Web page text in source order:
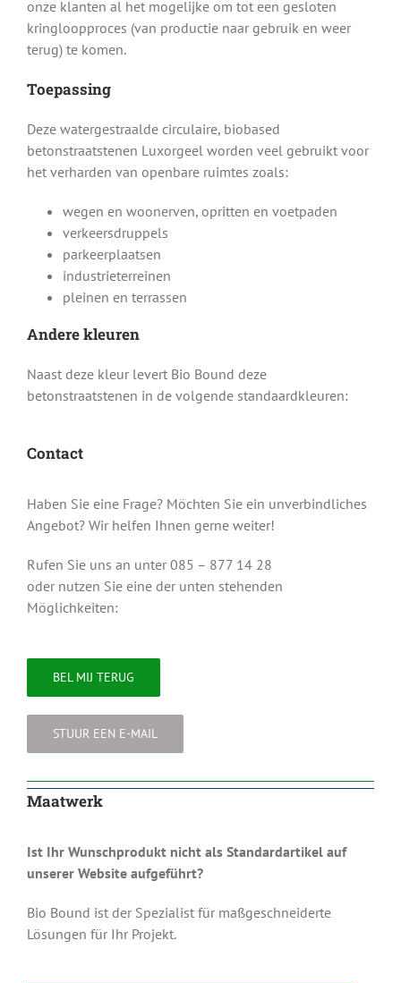
onze klanten al het mogelijke om tot een gesloten
kringloopproces (van productie naar gebruik en weer
terug) te komen.
Toepassing
Deze watergestraalde circulaire, biobased
betonstraatstenen Luxorgeel worden veel gebruikt voor
het verharden van openbare ruimtes zoals:
wegen en woonerven, opritten en voetpaden
verkeersdruppels
parkeerplaatsen
industrieterreinen
pleinen en terrassen
Andere kleuren
Naast deze kleur levert Bio Bound deze
betonstraatstenen in de volgende standaardkleuren:
Contact
Haben Sie eine Frage? Möchten Sie ein unverbindliches
Angebot? Wir helfen Ihnen gerne weiter!
Rufen Sie uns an unter 085 – 877 14 28
oder nutzen Sie eine der unten stehenden
Möglichkeiten:
BEL MIJ TERUG
STUUR EEN E-MAIL
Maatwerk
Ist Ihr Wunschprodukt nicht als Standardartikel auf
unserer Website aufgeführt?
Bio Bound ist der Spezialist für maßgeschneiderte
Lösungen für Ihr Projekt.